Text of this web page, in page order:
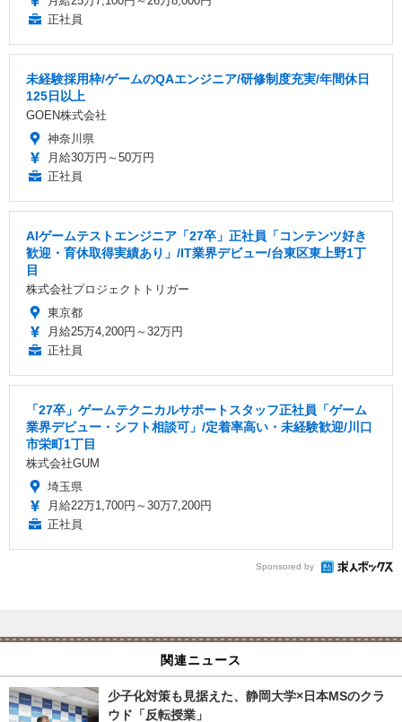
正社員
未経験採用枠/ゲームのQAエンジニア/研修制度充実/年間休日
125日以上
GOEN株式会社
神奈川県
月給30万円～50万円
正社員
AIゲームテストエンジニア「27卒」正社員「コンテンツ好き
歓迎・育休取得実績あり」/IT業界デビュー/台東区東上野1丁
目
株式会社プロジェクトトリガー
東京都
月給25万4,200円～32万円
正社員
「27卒」ゲームテクニカルサポートスタッフ正社員「ゲーム
業界デビュー・シフト相談可」/定着率高い・未経験歓迎/川口
市栄町1丁目
株式会社GUM
埼玉県
月給22万1,700円～30万7,200円
正社員
Sponsored by
関連ニュース
少子化対策も見据えた、静岡大学×日本MSのクラ
ウド「反転授業」